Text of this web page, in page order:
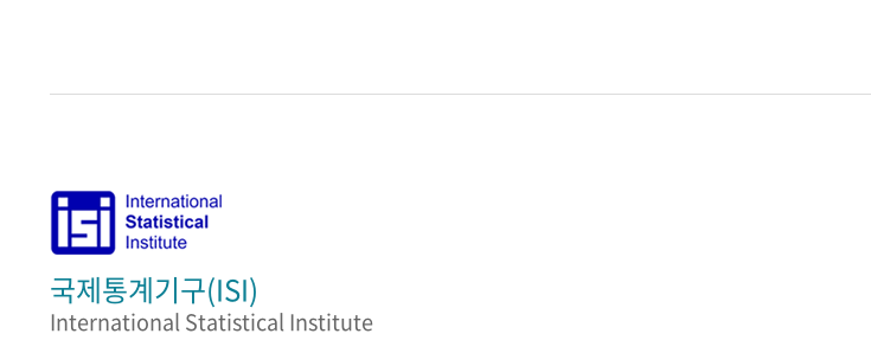
국제통계기구(ISI)
International Statistical Institute